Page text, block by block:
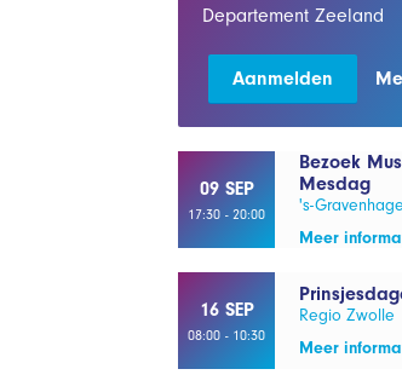
Departement Zeeland
Aanmelden
09 SEP
17:30 - 20:00
Bezoek
Mesdag
's-Gravenhage
Meer
16 SEP
08:00 - 10:30
Regio Zwolle
Meer